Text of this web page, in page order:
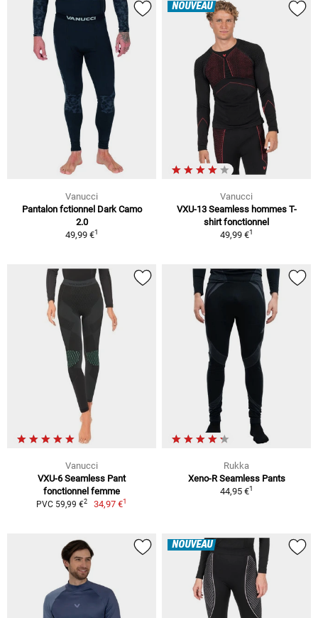
Vanucci
Pantalon fctionnel Dark Camo
2.0
49,99 €1
NOUVEAU
Vanucci
VXU-13 Seamless hommes T-
shirt fonctionnel
49,99 €1
Vanucci
VXU-6 Seamless Pant
fonctionnel femme
PVC 59,99 €2 34,97 €1
Rukka
Xeno-R Seamless Pants
44,95 €1
NOUVEAU